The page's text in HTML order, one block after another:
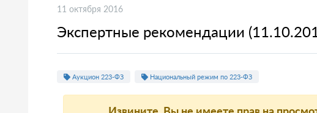
11 октября 2016
Экспертные рекомендации
Аукцион 223-ФЗ Национальный режим по 223-ФЗ